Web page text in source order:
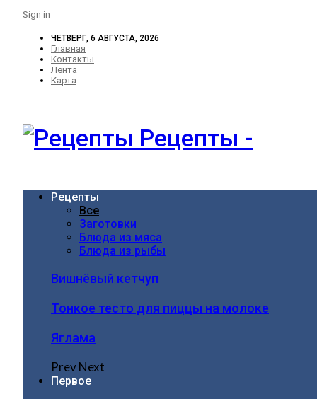
Sign in
ЧЕТВЕРГ, 6 АВГУСТА, 2026
Главная
Контакты
Лента
Карта
Рецепты -
Рецепты
Все
Заготовки
Блюда из мяса
Блюда из рыбы
Вишнёвый кетчуп
Тонкое тесто для пиццы на молоке
Яглама
PrevNext
Первое